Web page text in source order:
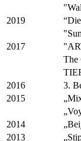
2019
2017
The
2016
3.
2015
2014
2013